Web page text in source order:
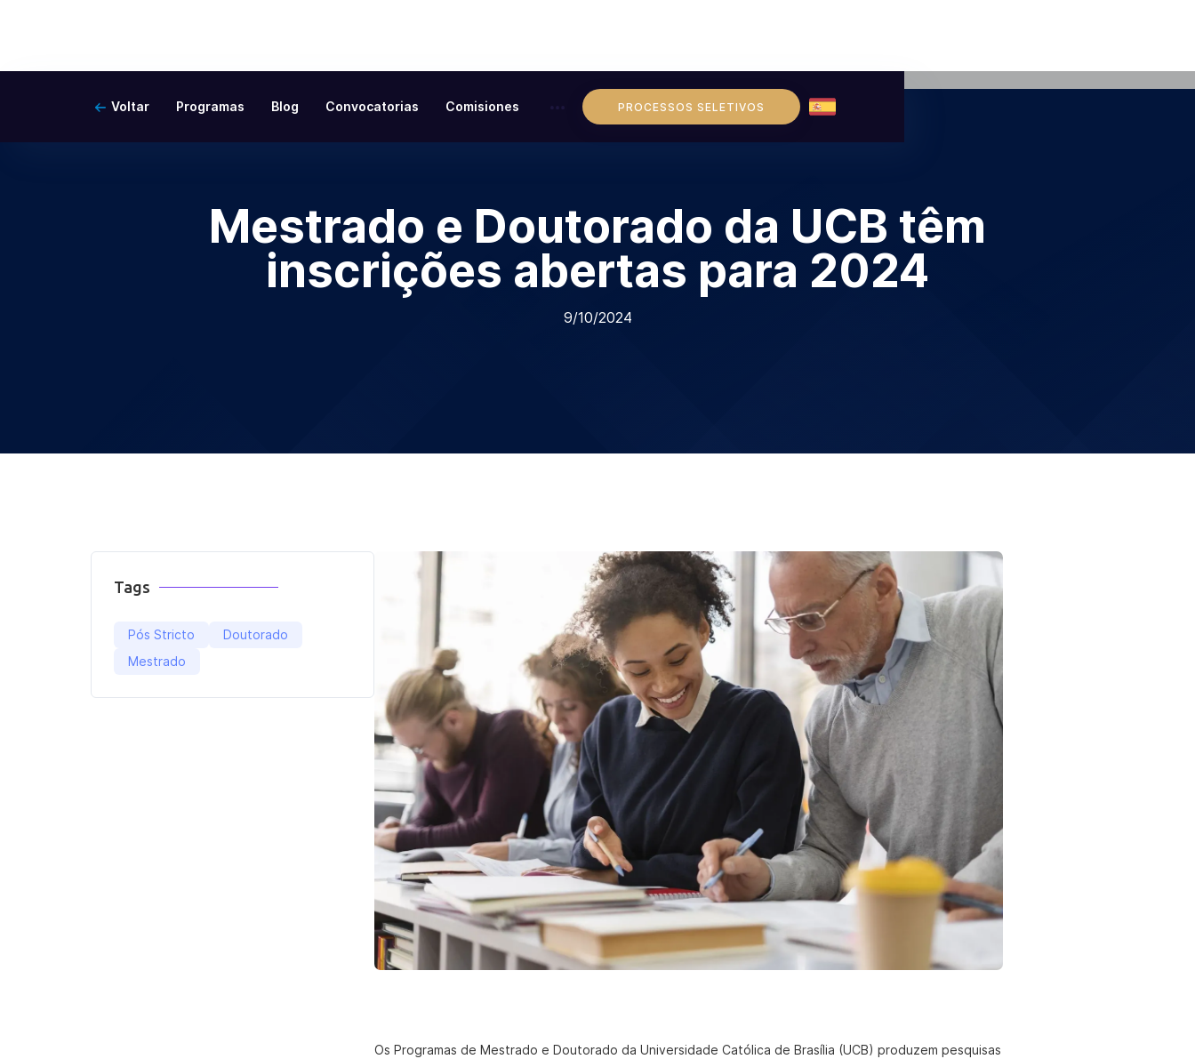
Voltar Programas Blog Convocatorias Comisiones PROCESSOS SELETIVOS
Mestrado e Doutorado da UCB têm
inscrições abertas para 2024
9/10/2024
Tags
Pós Stricto
Doutorado
Mestrado
Os Programas de Mestrado e Doutorado da Universidade Católica de Brasília (UCB) produzem pesquisas